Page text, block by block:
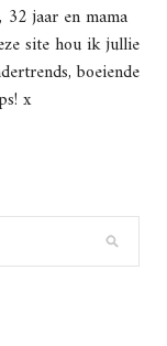
jaar en mama
site hou ik jullie
boeiende
x